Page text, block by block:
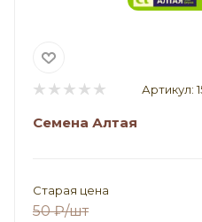
Артикул:
Семена Алтая
Старая цена
50₽/шт